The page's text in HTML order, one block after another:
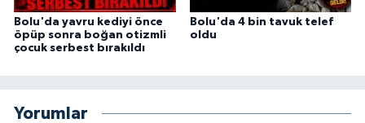
Bolu'da yavru kediyi önce
öpüp sonra boğan otizmli
çocuk serbest bırakıldı
Bolu'da 4 bin tavuk telef
oldu
Yorumlar